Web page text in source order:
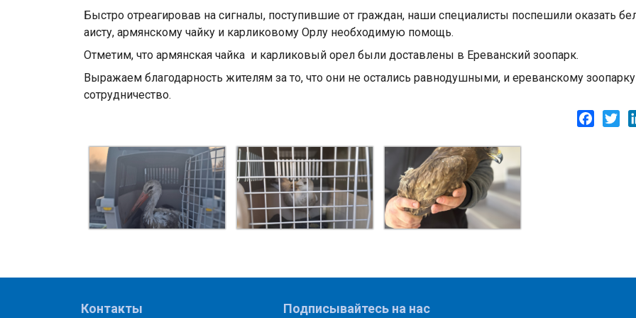
Быстро отреагировав на сигналы, поступившие от граждан, наши специалисты поспешили оказать
аисту, армянскому чайку и карликовому Орлу необходимую помощь.
Отметим, что армянская чайка и карликовый орел были доставлены в Ереванский зоопарк.
Выражаем благодарность жителям за то, что они не остались равнодушными, и ереванскому
сотрудничество.
Контакты Подписывайтесь на нас